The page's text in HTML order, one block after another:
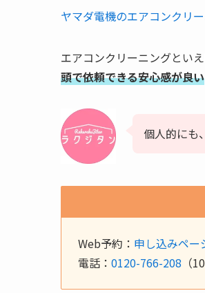
ヤマダ電機のエアコンクリ
エアコンクリーニングとい
頭で依頼できる安心感が良い
個人的にも
Web予約： 申し込みペー
電話： 0120-766-208 （